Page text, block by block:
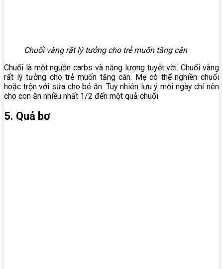
Chuối vàng rất lý tưởng cho trẻ muốn tăng cân
Chuối là một nguồn carbs và năng lượng tuyệt vời. Chuối vàng
rất lý tưởng cho trẻ muốn tăng cân. Mẹ có thể nghiền chuối
hoặc trộn với sữa cho bé ăn. Tuy nhiên lưu ý mỗi ngày chỉ nên
cho con ăn nhiều nhất 1/2 đến một quả chuối.
5. Quả bơ